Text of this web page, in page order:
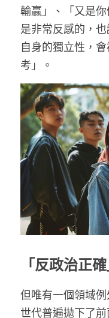
輸贏」、「又是
是非常反感的，
自身的獨立性，
考」。
「反政治正
但唯有一個領域
世代普遍拋下了